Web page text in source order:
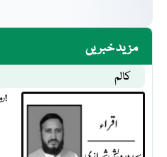
مزید خبریں
کالم
رواداری امن کی بنیاد!